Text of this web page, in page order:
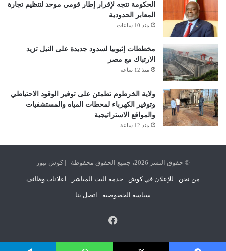
الحكومة تتجه لإقرار إطار قومي موحد لتنظيم تجارة
المعابر الحدودية
منذ 10 ساعات
مخططات إثيوبيا لسدود جديدة على النيل تزيد
الارتباك مع مصر
منذ 12 ساعة
ولاية الخرطوم تطمئن على توفير الوقود الاحتياطي
وتوفير الكهرباء لمحطات المياه والمستشفيات
والمواقع الاستراتيجية
منذ 12 ساعة
© حقوق النشر 2026، جميع الحقوق محفوظة | كوش نيوز
من نحن للإعلان في كوش خدمة البث المباشر اعلانات وظائف
سياسة الخصوصية اتصل بنا